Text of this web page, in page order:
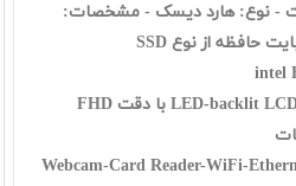
1 ترابايت - نوع: هارد ديسک - مشخصات:
15 اينچ از نوع LED-backlit LCD با دقت FHD